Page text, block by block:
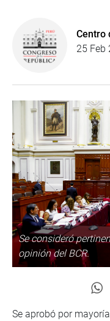
Centro
25 Feb
Se consideró
opinión del BCR.
Se aprobó por